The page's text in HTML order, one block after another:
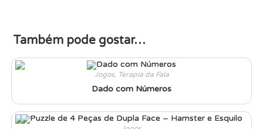
Também pode gostar…
Jogos, Terapia da Fala
Dado com Números